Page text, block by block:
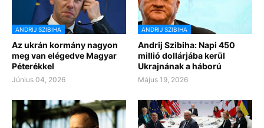
ANDRIJ SZIBIHA
Az ukrán kormány nagyon
meg van elégedve Magyar
Péterékkel
Június 04, 2026
ANDRIJ SZIBIHA
Andrij Szibiha: Napi 450
millió dollárjába kerül
Ukrajnának a háború
Május 19, 2026